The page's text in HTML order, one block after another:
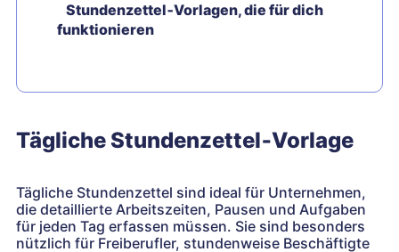
Stundenzettel‑Vorlagen, die für dich
funktionieren
Tägliche Stundenzettel‑Vorlage
Tägliche Stundenzettel sind ideal für Unternehmen,
die detaillierte Arbeitszeiten, Pausen und Aufgaben
für jeden Tag erfassen müssen. Sie sind besonders
nützlich für Freiberufler, stundenweise Beschäftigte